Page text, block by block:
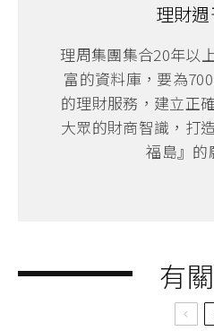
理財
理周集團集合20年以
富的資料庫，要為
的理財服務，建立正
大眾的財商智識，打
福島』的
有